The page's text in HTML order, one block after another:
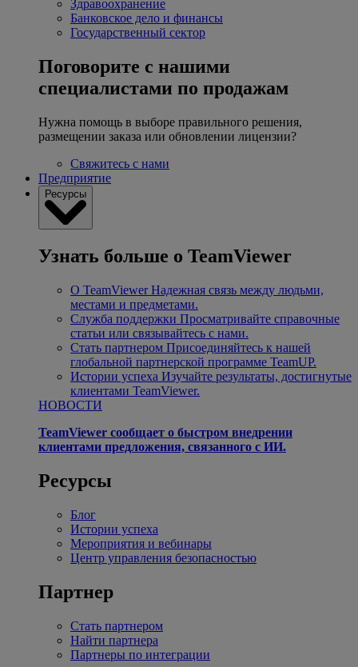
Здравоохранение
Банковское дело и финансы
Государственный сектор
Поговорите с нашими
специалистами по продажам
Нужна помощь в выборе правильного решения,
размещении заказа или обновлении лицензии?
Свяжитесь с нами
Предприятие
Ресурсы
Узнать больше о TeamViewer
О TeamViewer Надежная связь между людьми,
местами и предметами.
Служба поддержки Просматривайте справочные
статьи или связывайтесь с нами.
Стать партнером Присоединяйтесь к нашей
глобальной партнерской программе TeamUP.
Истории успеха Изучайте результаты, достигнутые
клиентами TeamViewer.
НОВОСТИ
TeamViewer сообщает о быстром внедрении
клиентами предложения, связанного с ИИ.
Ресурсы
Блог
Истории успеха
Мероприятия и вебинары
Центр управления безопасностью
Партнер
Стать партнером
Найти партнера
Партнеры по интеграции